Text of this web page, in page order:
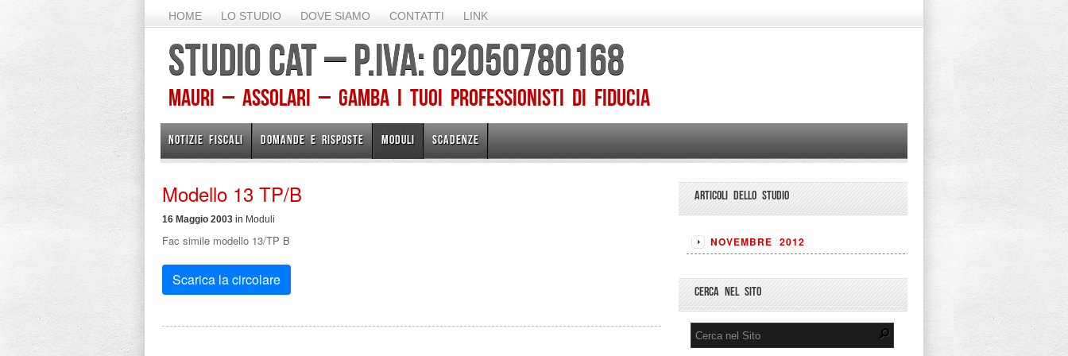
HOME LO STUDIO DOVE SIAMO CONTATTI LINK
STUDIO CAT – P.IVA: 02050780168
Mauri – Assolari – Gamba I TUOI PROFESSIONISTI DI FIDUCIA
NOTIZIE FISCALI DOMANDE E RISPOSTE MODULI SCADENZE
Modello 13 TP/B
16 Maggio 2003 in Moduli
Fac simile modello 13/TP B
Scarica la circolare
ARTICOLI DELLO STUDIO
NOVEMBRE 2012
CERCA NEL SITO